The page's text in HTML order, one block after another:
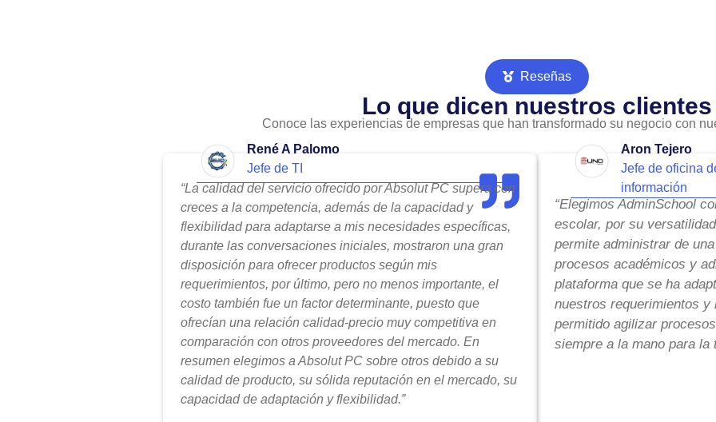
Reseñas
Lo que dicen nuestros clientes
Conoce las experiencias de empresas que han transformado su negocio con
René A Palomo
Jefe de TI
“La calidad del servicio ofrecido por Absolut PC supera con
creces a la competencia, además de la capacidad y
flexibilidad para adaptarse a mis necesidades específicas,
durante las conversaciones iniciales, mostraron una gran
disposición para ofrecer productos según mis
requerimientos, por último, pero no menos importante, el
costo también fue un factor determinante, puesto que
ofrecían una relación calidad-precio muy competitiva en
comparación con otros proveedores del mercado. En
resumen elegimos a Absolut PC sobre otros debido a su
calidad de producto, su sólida reputación en el mercado, su
capacidad de adaptación y flexibilidad.”
Aron Tejero
Jefe de oficina
información
“Elegimos AdminSchool
escolar, por su
permite administrar de
procesos académicos y
plataforma que se ha
nuestros requerimientos y
permitido agilizar
siempre a la mano para la